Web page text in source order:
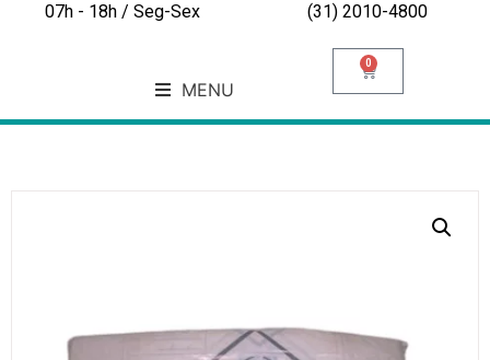
07h - 18h / Seg-Sex
(31) 2010-4800
MENU
0